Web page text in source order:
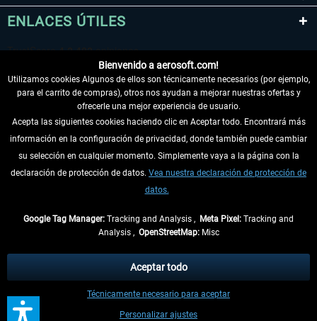
ENLACES ÚTILES
DESISTIR DEL CONTRATO
INFORMACIÓN
tasas de recepción si no se describe lo contrario
** De aplicación a envíos dentro de Alemania. Los plazos de envío para los
demás países se pueden consultar en lainformación de envío
Bienvenido a aerosoft.com!
Utilizamos cookies Algunos de ellos son técnicamente necesarios (por ejemplo,
para el carrito de compras), otros nos ayudan a mejorar nuestras ofertas y
ofrecerle una mejor experiencia de usuario.
Acepta las siguientes cookies haciendo clic en Aceptar todo. Encontrará más
información en la configuración de privacidad, donde también puede cambiar
su selección en cualquier momento. Simplemente vaya a la página con la
declaración de protección de datos. Vea nuestra declaración de protección de
datos.
Google Tag Manager: Tracking and Analysis , Meta Pixel: Tracking and
Analysis , OpenStreetMap:Misc
Personalizar ajustes
Técnicamente necesario para aceptar
Aceptar todo